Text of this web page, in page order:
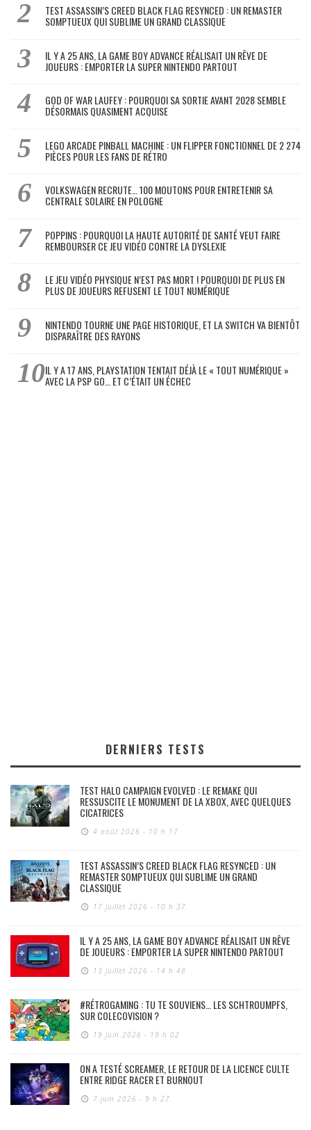
TEST ASSASSIN’S CREED BLACK FLAG RESYNCED : UN REMASTER
SOMPTUEUX QUI SUBLIME UN GRAND CLASSIQUE
IL Y A 25 ANS, LA GAME BOY ADVANCE RÉALISAIT UN RÊVE DE
JOUEURS : EMPORTER LA SUPER NINTENDO PARTOUT
GOD OF WAR LAUFEY : POURQUOI SA SORTIE AVANT 2028 SEMBLE
DÉSORMAIS QUASIMENT ACQUISE
LEGO ARCADE PINBALL MACHINE : UN FLIPPER FONCTIONNEL DE 2 274
PIÈCES POUR LES FANS DE RÉTRO
VOLKSWAGEN RECRUTE… 100 MOUTONS POUR ENTRETENIR SA
CENTRALE SOLAIRE EN POLOGNE
POPPINS : POURQUOI LA HAUTE AUTORITÉ DE SANTÉ VEUT FAIRE
REMBOURSER CE JEU VIDÉO CONTRE LA DYSLEXIE
LE JEU VIDÉO PHYSIQUE N’EST PAS MORT ! POURQUOI DE PLUS EN
PLUS DE JOUEURS REFUSENT LE TOUT NUMÉRIQUE
NINTENDO TOURNE UNE PAGE HISTORIQUE, ET LA SWITCH VA BIENTÔT
DISPARAÎTRE DES RAYONS
IL Y A 17 ANS, PLAYSTATION TENTAIT DÉJÀ LE « TOUT NUMÉRIQUE »
AVEC LA PSP GO… ET C’ÉTAIT UN ÉCHEC
DERNIERS TESTS
TEST HALO CAMPAIGN EVOLVED : LE REMAKE QUI
RESSUSCITE LE MONUMENT DE LA XBOX, AVEC QUELQUES
CICATRICES
4 août 2026 - 10 h 17
TEST ASSASSIN’S CREED BLACK FLAG RESYNCED : UN
REMASTER SOMPTUEUX QUI SUBLIME UN GRAND
CLASSIQUE
17 juillet 2026 - 10 h 37
IL Y A 25 ANS, LA GAME BOY ADVANCE RÉALISAIT UN RÊVE
DE JOUEURS : EMPORTER LA SUPER NINTENDO PARTOUT
13 juillet 2026 - 14 h 48
#RÉTROGAMING : TU TE SOUVIENS… LES SCHTROUMPFS,
SUR COLECOVISION ?
19 juin 2026 - 19 h 02
ON A TESTÉ SCREAMER, LE RETOUR DE LA LICENCE CULTE
ENTRE RIDGE RACER ET BURNOUT
7 juin 2026 - 9 h 27